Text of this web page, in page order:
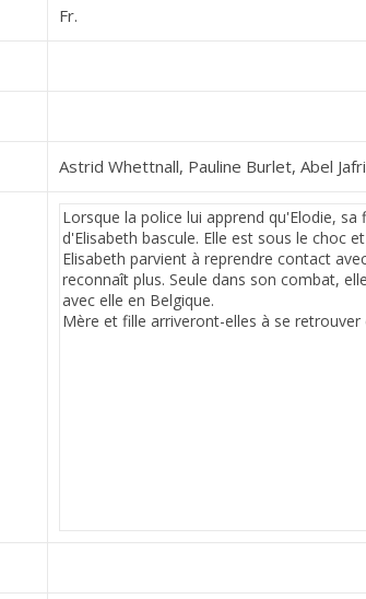
Fr.
Astrid Whettnall, Pauline Burlet, Abel Jafri